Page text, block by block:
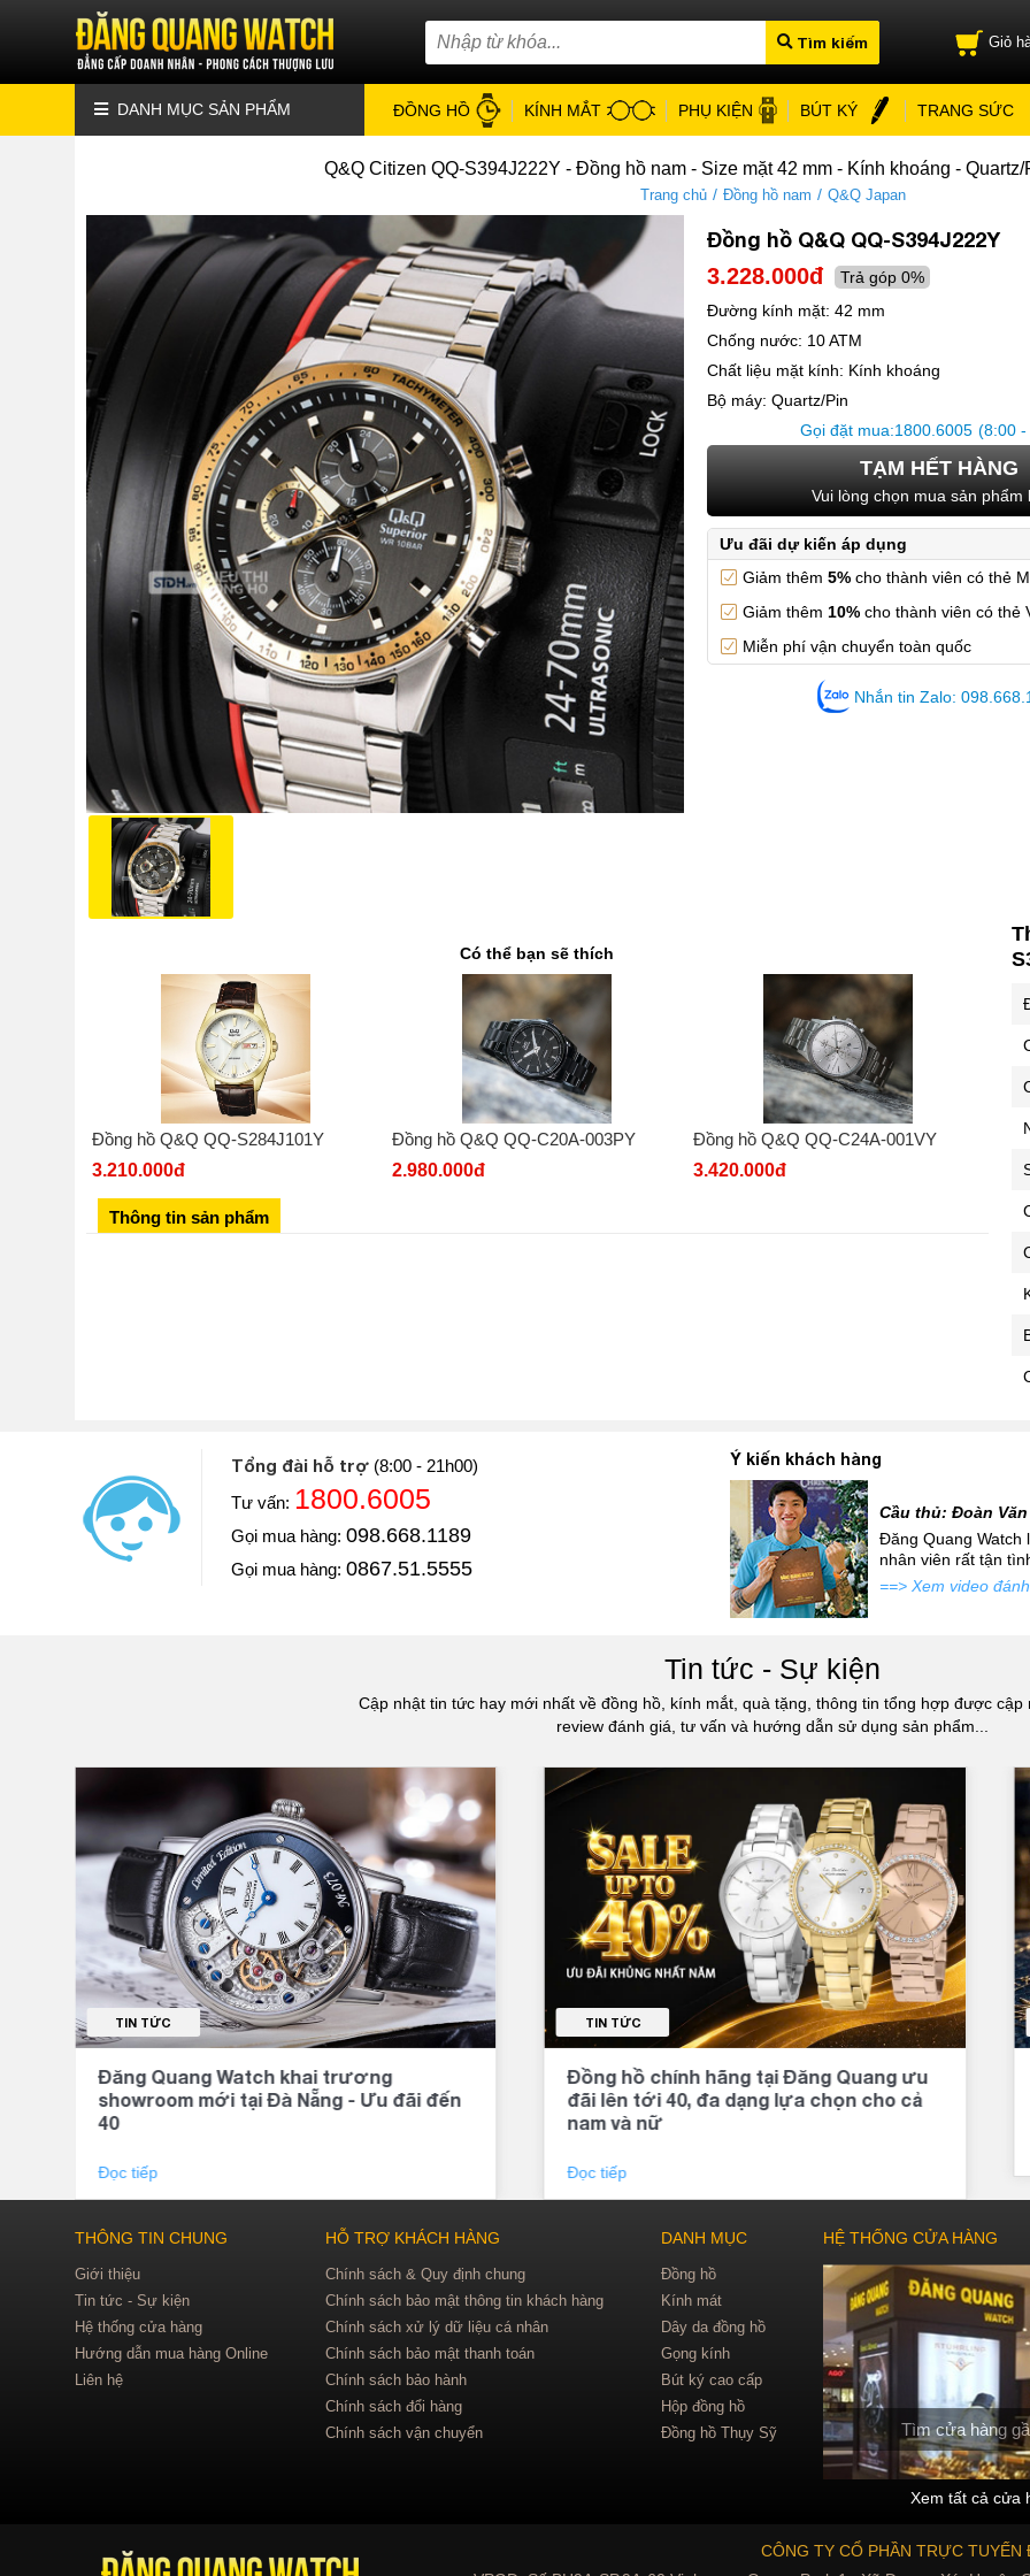
Tìm kiếm Giỏ
DANH MỤC SẢN PHẨM ĐỒNG HỒ KÍNH MẮT PHỤ KIỆN BÚT KÝ TRANG SỨC
Q&Q Citizen QQ-S394J222Y - Đồng hồ nam - Size mặt 42 mm - Kính khoáng -
Trang chủ / Đồng hồ nam / Q&Q Japan
Đồng hồ Q&Q QQ-S394J222Y
3.228.000đ
Trả góp 0%
Đường kính mặt: 42 mm
Chống nước: 10 ATM
Chất liệu mặt kính: Kính khoáng
Bộ máy: Quartz/Pin
Gọi đặt mua:1800.6005 (8:00 -
TẠM HẾT HÀNG
Vui lòng chọn mua sản phẩm
Ưu đãi dự kiến áp dụng
Giảm thêm 5%cho thành viên có thẻ
Giảm thêm 10%cho thành viên có thẻ
Miễn phí vận chuyển toàn quốc
Nhắn tin Zalo:
Có thể bạn sẽ thích
Đồng hồ Q&Q QQ-S284J101Y
3.210.000đ
Đồng hồ Q&Q QQ-C20A-003PY
2.980.000đ
Đồng hồ Q&Q QQ-C24A-001VY
3.420.000đ
Thông tin sản phẩm
Tổng đài hỗ trợ (8:00 - 21h00)
Tư vấn: 1800.6005
Gọi mua hàng: 098.668.1189
Gọi mua hàng: 0867.51.5555
Ý kiến khách hàng
Diễn viên: Hoàng Kim Ngọc
Khoe với mọi người Ngọc vừa mua một chiếc đồng hồ mới siêu đẹp để đi tặng
luôn và chiếc đồng hồ này Ngọc mua ở Đăng Quang Watch đấy...
Cầu thủ: Đoàn Văn
Đăng Quang Watch
nhân viên rất tận
==> Xem video
Tin tức - Sự kiện
Cập nhật tin tức hay mới nhất về đồng hồ, kính mắt, quà tặng, thông tin tổng hợp được cập
review đánh giá, tư vấn và hướng dẫn sử dụng sản phẩm...
TIN TỨC
Đăng Quang Watch khai trương
showroom mới tại Đà Nẵng - Ưu đãi đến
40
Đọc tiếp
TIN TỨC
Đồng hồ chính hãng tại Đăng Quang ưu
đãi lên tới 40, đa dạng lựa chọn cho cả
nam và nữ
Đọc tiếp
THÔNG TIN CHUNG
Giới thiệu
Tin tức - Sự kiện
Hệ thống cửa hàng
Hướng dẫn mua hàng Online
Liên hệ
HỖ TRỢ KHÁCH HÀNG
Chính sách & Quy định chung
Chính sách bảo mật thông tin khách hàng
Chính sách xử lý dữ liệu cá nhân
Chính sách bảo mật thanh toán
Chính sách bảo hành
Chính sách đổi hàng
Chính sách vận chuyển
DANH MỤC
Đồng hồ
Kính mát
Dây da đồng hồ
Gọng kính
Bút ký cao cấp
Hộp đồng hồ
Đồng hồ Thụy Sỹ
HỆ THỐNG CỬA HÀNG
Tìm cửa hàng
Xem tất cả cửa
CÔNG TY CỔ PHẦN TRỰC TUYẾN